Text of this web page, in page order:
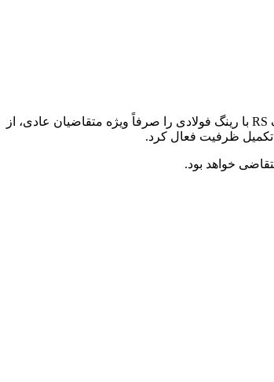
RS با رینگ فولادی را صرفاً ویژه متقاضیان عادی، از
خواهد بود.